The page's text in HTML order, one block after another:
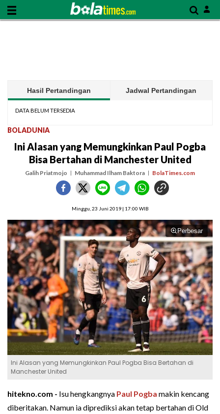
Hasil Pertandingan Jadwal Pertandingan
DATA BELUM TERSEDIA
BOLADUNIA
Ini Alasan yang Memungkinkan Paul Pogba
Bisa Bertahan di Manchester United
Galih Priatmojo Muhammad Ilham Baktora BolaTimes.com
Minggu, 23 Juni 2019 | 17:00 WIB
Perbesar
Ini Alasan yang Memungkinkan Paul Pogba Bisa Bertahan di
Manchester United
hitekno.com - Isu hengkangnya Paul Pogba makin kencang
diberitakan. Namun ia diprediksi akan tetap bertahan di Old